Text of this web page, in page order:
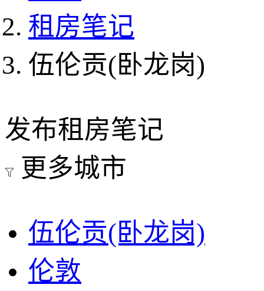
租房笔记
伍伦贡(卧龙岗)
发布租房笔记
更多城市
伍伦贡(卧龙岗)
伦敦